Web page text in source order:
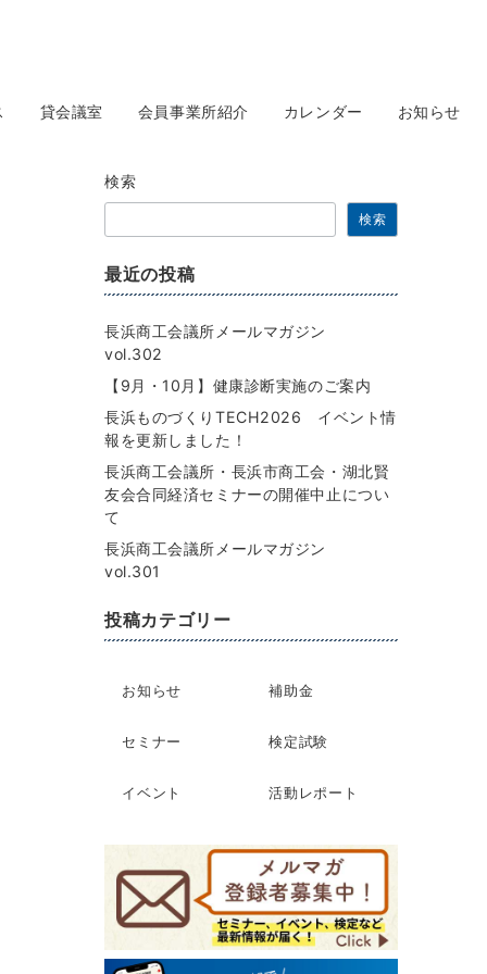
貸会議室 会員事業所紹介 カレンダー お知らせ
検索
検索
最近の投稿
長浜商工会議所メールマガジン
vol.302
【9月・10月】健康診断実施のご案内
長浜ものづくりTECH2026 イベント情
報を更新しました！
長浜商工会議所・長浜市商工会・湖北賢
友会合同経済セミナーの開催中止につい
て
長浜商工会議所メールマガジン
vol.301
投稿カテゴリー
お知らせ 補助金
セミナー 検定試験
イベント 活動レポート